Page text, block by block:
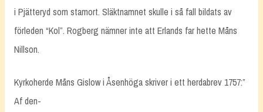
i Pjätteryd som stamort. Släktnamnet skulle i så fall bildats av
förleden “Kol”. Rogberg nämner inte att Erlands far hette Måns
Nillson.
Kyrkoherde Måns Gislow i Åsenhöga skriver i ett herdabrev 1757:”
Af den-